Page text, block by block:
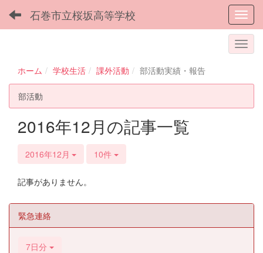
石巻市立桜坂高等学校
ホーム 学校生活 課外活動 部活動実績・報告
部活動
2016年12月の記事一覧
2016年12月 10件
記事がありません。
緊急連絡
7日分